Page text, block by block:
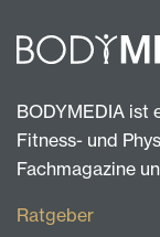
BODYMEDIA ist
Fitness- und
Fachmagazine
Ratgeber